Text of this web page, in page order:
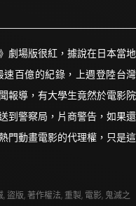
劇場版很紅，據說在日本當地
百億的紀錄，上週登陸台灣
報導，有大學生竟然於電影院
到警察局，片商警告，如果還
門動畫電影的代理權，只是這
,盜版,著作權法,重製, 電影,鬼滅之